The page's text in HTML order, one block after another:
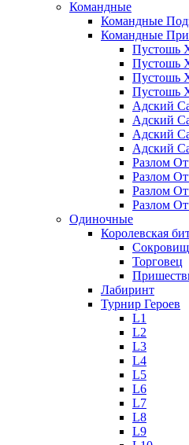
Командные
Командные
Командные
Пустошь
Пустошь
Пустошь
Пустошь
Адский
Адский
Адский
Адский
Разлом
Разлом
Разлом
Разлом
Одиночные
Королевская
Торговец
Лабиринт
Турнир Героев
L1
L2
L3
L4
L5
L6
L7
L8
L9